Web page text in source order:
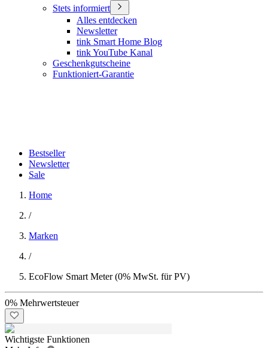
Stets informiert
Alles entdecken
Newsletter
tink Smart Home Blog
tink YouTube Kanal
Geschenkgutscheine
Funktioniert-Garantie
Bestseller
Newsletter
Sale
Home
/
Marken
/
EcoFlow Smart Meter (0% MwSt. für PV)
0% Mehrwertsteuer
Wichtigste Funktionen